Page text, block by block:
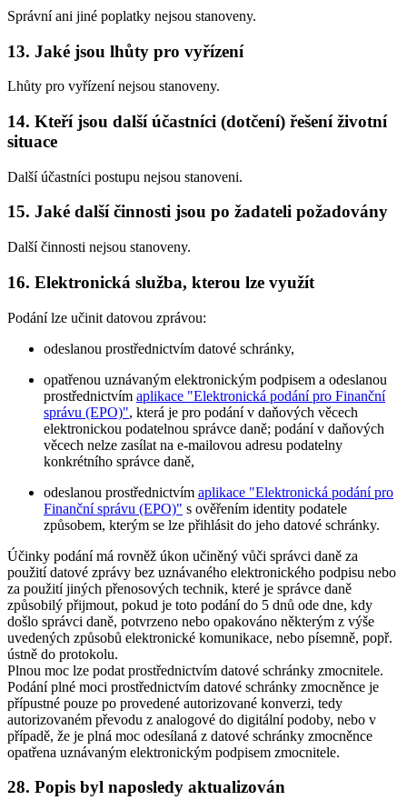
Správní ani jiné poplatky nejsou stanoveny.
13. Jaké jsou lhůty pro vyřízení
Lhůty pro vyřízení nejsou stanoveny.
14. Kteří jsou další účastníci (dotčení) řešení životní
situace
Další účastníci postupu nejsou stanoveni.
15. Jaké další činnosti jsou po žadateli požadovány
Další činnosti nejsou stanoveny.
16. Elektronická služba, kterou lze využít
Podání lze učinit datovou zprávou:
odeslanou prostřednictvím datové schránky,
opatřenou uznávaným elektronickým podpisem a odeslanou
prostřednictvím aplikace "Elektronická podání pro Finanční
správu (EPO)", která je pro podání v daňových věcech
elektronickou podatelnou správce daně; podání v daňových
věcech nelze zasílat na e-mailovou adresu podatelny
konkrétního správce daně,
odeslanou prostřednictvím aplikace "Elektronická podání pro
Finanční správu (EPO)" s ověřením identity podatele
způsobem, kterým se lze přihlásit do jeho datové schránky.
Účinky podání má rovněž úkon učiněný vůči správci daně za
použití datové zprávy bez uznávaného elektronického podpisu nebo
za použití jiných přenosových technik, které je správce daně
způsobilý přijmout, pokud je toto podání do 5 dnů ode dne, kdy
došlo správci daně, potvrzeno nebo opakováno některým z výše
uvedených způsobů elektronické komunikace, nebo písemně, popř.
ústně do protokolu.
Plnou moc lze podat prostřednictvím datové schránky zmocnitele.
Podání plné moci prostřednictvím datové schránky zmocněnce je
přípustné pouze po provedené autorizované konverzi, tedy
autorizovaném převodu z analogové do digitální podoby, nebo v
případě, že je plná moc odesílaná z datové schránky zmocněnce
opatřena uznávaným elektronickým podpisem zmocnitele.
28. Popis byl naposledy aktualizován